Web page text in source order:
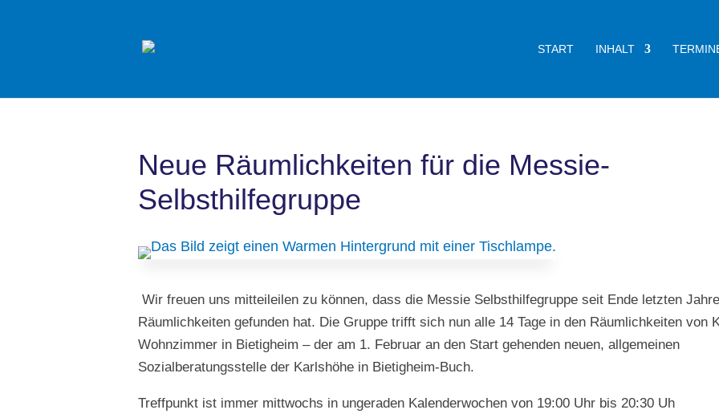
START INHALT
Neue Räumlichkeiten für die Messie-
Selbsthilfegruppe
Wir freuen uns mitteileilen zu können, dass die Messie Selbsthilfegruppe seit Ende letzten
Räumlichkeiten gefunden hat. Die Gruppe trifft sich nun alle 14 Tage in den Räumlichkeiten von
Wohnzimmer in Bietigheim – der am 1. Februar an den Start gehenden neuen, allgemeinen
Sozialberatungsstelle der Karlshöhe in Bietigheim-Buch.
Treffpunkt ist immer mittwochs in ungeraden Kalenderwochen von 19:00 Uhr bis 20:30 Uh